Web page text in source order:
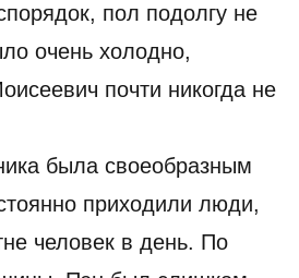
пол подолгу не
очень холодно,
почти никогда не
была своеобразным
приходили люди,
человек в день. По